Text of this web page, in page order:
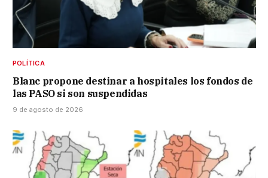
POLÍTICA
Blanc propone destinar a hospitales los fondos de
las PASO si son suspendidas
9 de agosto de 2026